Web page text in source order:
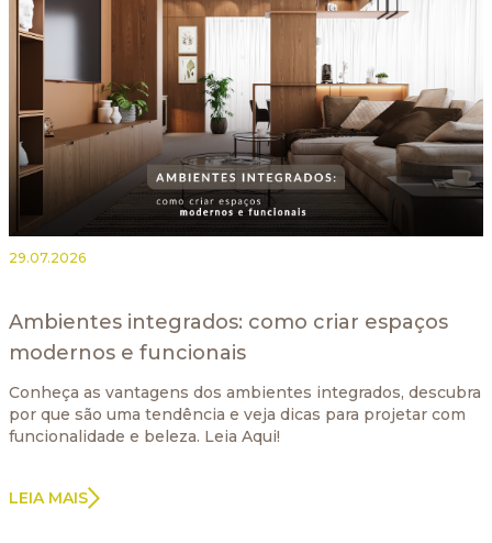
29.07.2026
Ambientes integrados: como criar espaços
modernos e funcionais
Conheça as vantagens dos ambientes integrados, descubra
por que são uma tendência e veja dicas para projetar com
funcionalidade e beleza. Leia Aqui!
LEIA MAIS